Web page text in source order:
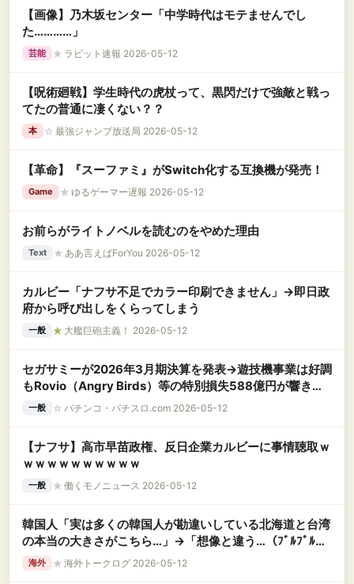
【画像】乃木坂センター「中学時代はモテませんでし
た…………」
芸能 ★ ラビット速報 2026-05-12
【呪術廻戦】学生時代の虎杖って、黒閃だけで強敵と戦っ
てたの普通に凄くない？？
本 ☆ 最強ジャンプ放送局 2026-05-12
【革命】『スーファミ』がSwitch化する互換機が発売！
Game ★ ゆるゲーマー遅報 2026-05-12
お前らがライトノベルを読むのをやめた理由
Text ★ ああ言えばForYou 2026-05-12
カルビー「ナフサ不足でカラー印刷できません」→即日政
府から呼び出しをくらってしまう
一般 ★ 大艦巨砲主義！ 2026-05-12
セガサミーが2026年3月期決算を発表→遊技機事業は好調
もRovio（Angry Birds）等の特別損失588億円が響き最
終損益57億の赤字に
一般 ☆ パチンコ・パチスロ.com 2026-05-12
【ナフサ】高市早苗政権、反日企業カルビーに事情聴取ｗ
ｗｗｗｗｗｗｗｗｗｗ
一般 ★ 働くモノニュース 2026-05-12
韓国人「実は多くの韓国人が勘違いしている北海道と台湾
の本当の大きさがこちら…」→「想像と違う…（ﾌﾞﾙﾌﾞﾙ」
＝韓国の反応
海外 ★ 海外トークログ 2026-05-12